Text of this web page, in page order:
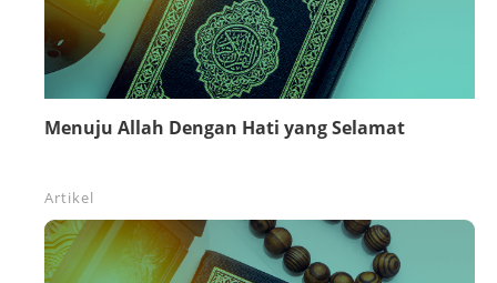
Menuju Allah Dengan Hati yang Selamat
Artikel